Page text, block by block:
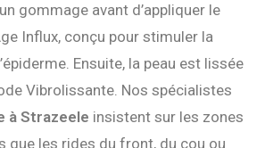
gommage avant d’appliquer le
Influx, conçu pour stimuler la
Ensuite, la peau est lissée
Vibrolissante. Nos spécialistes
à Strazeele insistent sur les zones
que les rides du front, du cou ou